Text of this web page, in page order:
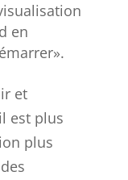
en
et
est plus
plus